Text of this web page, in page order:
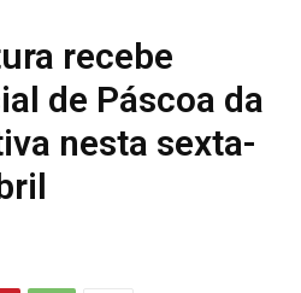
recebe
de Páscoa da
nesta sexta-